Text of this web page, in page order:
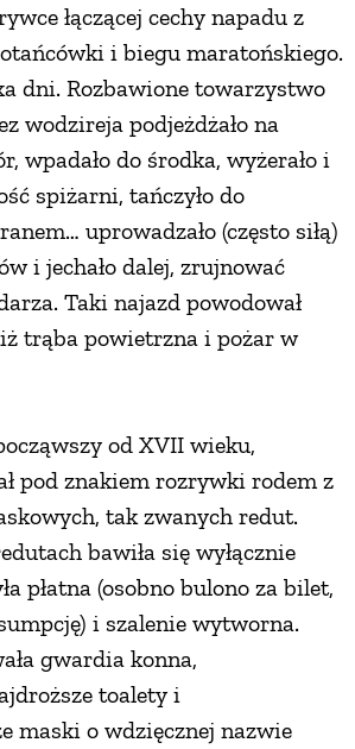
łączącej cechy napadu z
i biegu maratońskiego.
dni. Rozbawione towarzystwo
wodzireja podjeżdżało na
wpadało do środka, wyżerało i
spiżarni, tańczyło do
uprowadzało (często siłą)
i jechało dalej, zrujnować
Taki najazd powodował
trąba powietrzna i pożar w
od XVII wieku,
pod znakiem rozrywki rodem z
tak zwanych redut.
bawiła się wyłącznie
płatna (osobno bulono za bilet,
i szalenie wytworna.
gwardia konna,
toalety i
maski o wdzięcznej nazwie